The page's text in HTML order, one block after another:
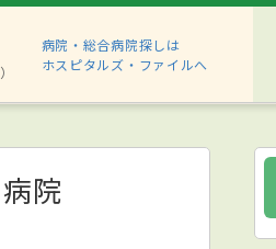
病院・総合病院探しは
ホスピタルズ・ファイルへ
院